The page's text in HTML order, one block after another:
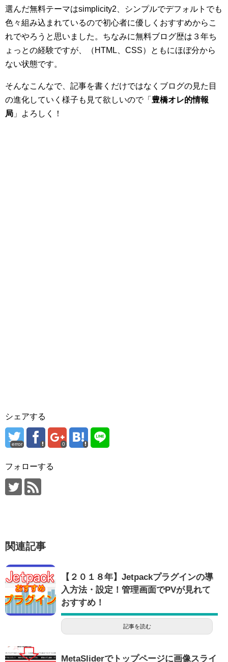
選んだ無料テーマはsimplicity2、シンプルでデフォルトでも
色々組み込まれているので初心者に優しくおすすめからこ
れでやろうと思いました。ちなみに無料ブログ歴は３年ち
ょっとの経験ですが、（HTML、CSS）ともにほぼ分から
ない状態です。
そんなこんなで、記事を書くだけではなくブログの見た目
の進化していく様子も見て欲しいので「 豊橋オレ的情報
局 」よろしく！
シェアする
error 0
フォローする
関連記事
【２０１８年】Jetpackプラグインの導
入方法・設定！管理画面でPVが見れて
おすすめ！
記事を読む
MetaSliderでトップページに画像スライ